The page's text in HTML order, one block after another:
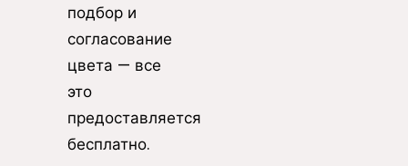
подбор и
согласование
цвета — все
это
предоставляется
бесплатно.